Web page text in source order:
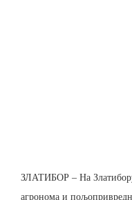
ЗЛАТИБОР – На
агронома и